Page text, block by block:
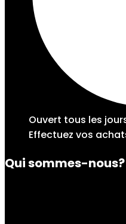
Ouvert tous les
Effectuez vos
Qui sommes-nous?